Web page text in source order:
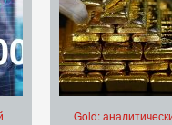
Gold: